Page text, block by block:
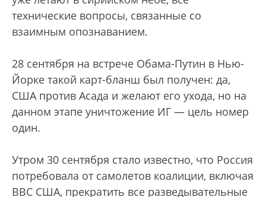
технические вопросы, связанные со
взаимным опознаванием.
28 сентября на встрече Обама-Путин в Нью-
Йорке такой карт-бланш был получен: да,
США против Асада и желают его ухода, но на
данном этапе уничтожение ИГ — цель номер
один.
Утром 30 сентября стало известно, что Россия
потребовала от самолетов коалиции, включая
ВВС США, прекратить все разведывательные